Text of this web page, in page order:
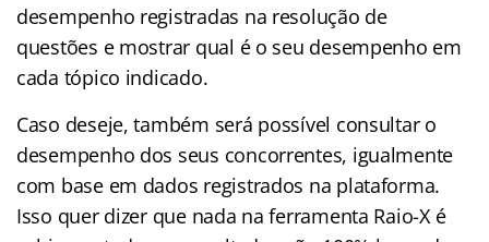
desempenho registradas na resolução de
questões e mostrar qual é o seu desempenho em
cada tópico indicado.
Caso deseje, também será possível consultar o
desempenho dos seus concorrentes, igualmente
com base em dados registrados na plataforma.
Isso quer dizer que nada na ferramenta Raio-X é